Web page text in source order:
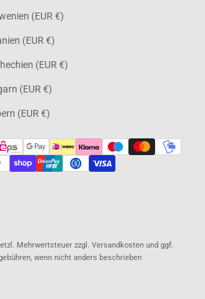
(EUR €)
(EUR €)
(EUR €)
(EUR €)
(EUR €)
Mehrwertsteuer zzgl. Versandkosten und ggf.
wenn nicht anders beschrieben